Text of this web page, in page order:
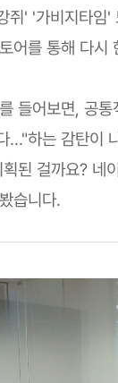
쥐' '가비지타임'
어를 통해 다시
들어보면, 공
..."하는 감탄이
획된 걸까요?
습니다.